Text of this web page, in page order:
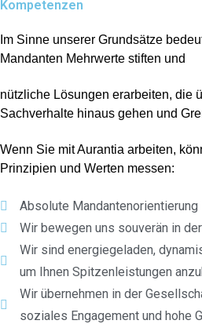
Kompetenzen
Im Sinne unserer Grundsätze
Mandanten Mehrwerte stiften und
nützliche Lösungen erarbeiten, die
Sachverhalte hinaus gehen und
Wenn Sie mit Aurantia arbeiten,
Prinzipien und Werten messen:
Absolute
Wir bewegen uns souverän in
Wir sind energiegeladen,
um Ihnen Spitzenleistungen
Wir übernehmen in der
soziales Engagement und hohe